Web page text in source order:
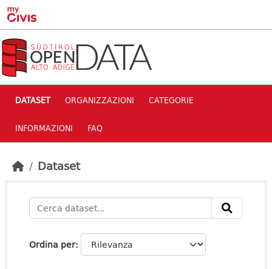
Skip to main content
DATASET ORGANIZZAZIONI CATEGORIE
INFORMAZIONI FAQ
Dataset
Ordina per